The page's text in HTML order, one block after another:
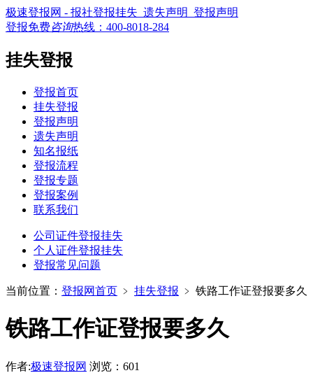
极速登报网 - 报社登报挂失_遗失声明_登报声明
登报免费咨询热线： 400-8018-284
挂失登报
登报首页
挂失登报
登报声明
遗失声明
知名报纸
登报流程
登报专题
登报案例
联系我们
公司证件登报挂失
个人证件登报挂失
登报常见问题
当前位置： 登报网首页 ﹥ 挂失登报 ﹥ 铁路工作证登报要多久
铁路工作证登报要多久
作者:极速登报网 浏览：601